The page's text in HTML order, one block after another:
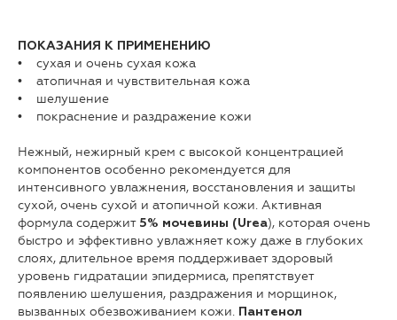
ПОКАЗАНИЯ К ПРИМЕНЕНИЮ
• сухая и очень сухая кожа
• атопичная и чувствительная кожа
• шелушение
• покраснение и раздражение кожи
Нежный, нежирный крем с высокой концентрацией
компонентов особенно рекомендуется для
интенсивного увлажнения, восстановления и защиты
сухой, очень сухой и атопичной кожи. Активная
формула содержит 5% мочевины (Urea), которая очень
быстро и эффективно увлажняет кожу даже в глубоких
слоях, длительное время поддерживает здоровый
уровень гидратации эпидермиса, препятствует
появлению шелушения, раздражения и морщинок,
вызванных обезвоживанием кожи. Пантенол